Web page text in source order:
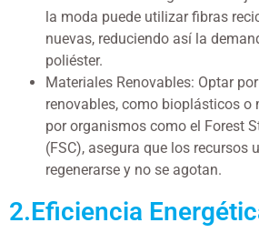
la moda puede utilizar fibras
nuevas, reduciendo así la
poliéster.
Materiales Renovables: Optar
renovables, como bioplásticos o
por organismos como el Forest
(FSC), asegura que los recursos
regenerarse y no se agotan.
2.Eficiencia